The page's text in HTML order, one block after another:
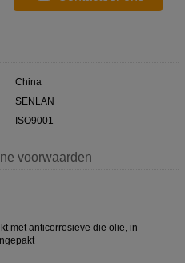
China
SENLAN
ISO9001
voorwaarden
met anticorrosieve die olie, in